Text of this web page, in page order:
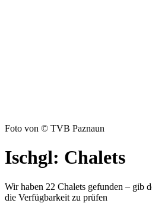
Foto von © TVB Paznaun
Ischgl: Chalets
Wir haben 22 Chalets gefunden – gib
die Verfügbarkeit zu prüfen